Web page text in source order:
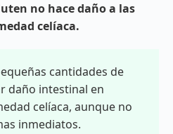
no hace daño a las
celíaca.
cantidades de
daño intestinal en
celíaca, aunque no
inmediatos.